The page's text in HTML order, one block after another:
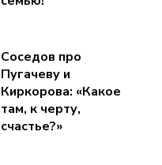
Соседов про
Пугачеву и
Киркорова: «Какое
там, к черту,
счастье?»